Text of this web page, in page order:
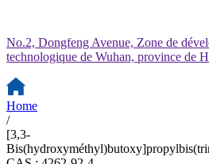
No.2, Dongfeng Avenue, Zone de
technologique de Wuhan, province de
Home
/
[3,3-